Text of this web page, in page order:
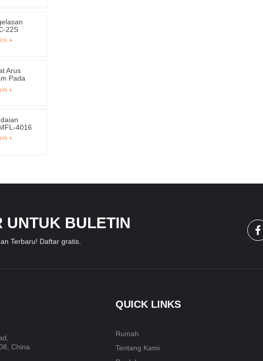
22S
Arus
Pada
4016
UNTUK BULETIN
Terbaru! Daftar gratis.
China
QUICK LINKS
Rumah
Tentang Kami